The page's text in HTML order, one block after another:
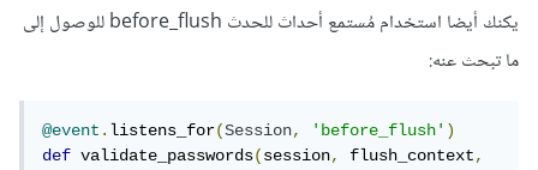
يكنك أيضا استخدام مُستمع أحداث للحدث before_flush للوصول إلى
ما تبحث عنه:
@event.listens_for(Session, 'before_flush')
def validate_passwords(session, flush_context,